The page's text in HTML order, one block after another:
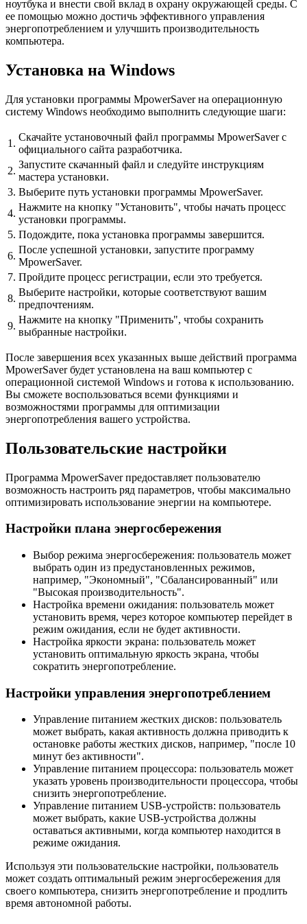
ноутбука и внести свой вклад в охрану окружающей среды. С
ее помощью можно достичь эффективного управления
энергопотреблением и улучшить производительность
компьютера.
Установка на Windows
Для установки программы MpowerSaver на операционную
систему Windows необходимо выполнить следующие шаги:
1.
Скачайте установочный файл программы MpowerSaver с
официального сайта разработчика.
2.
Запустите скачанный файл и следуйте инструкциям
мастера установки.
3. Выберите путь установки программы MpowerSaver.
4.
Нажмите на кнопку "Установить", чтобы начать процесс
установки программы.
5. Подождите, пока установка программы завершится.
6.
После успешной установки, запустите программу
MpowerSaver.
7. Пройдите процесс регистрации, если это требуется.
8.
Выберите настройки, которые соответствуют вашим
предпочтениям.
9.
Нажмите на кнопку "Применить", чтобы сохранить
выбранные настройки.
После завершения всех указанных выше действий программа
MpowerSaver будет установлена на ваш компьютер с
операционной системой Windows и готова к использованию.
Вы сможете воспользоваться всеми функциями и
возможностями программы для оптимизации
энергопотребления вашего устройства.
Пользовательские настройки
Программа MpowerSaver предоставляет пользователю
возможность настроить ряд параметров, чтобы максимально
оптимизировать использование энергии на компьютере.
Настройки плана энергосбережения
Выбор режима энергосбережения: пользователь может
выбрать один из предустановленных режимов,
например, "Экономный", "Сбалансированный" или
"Высокая производительность".
Настройка времени ожидания: пользователь может
установить время, через которое компьютер перейдет в
режим ожидания, если не будет активности.
Настройка яркости экрана: пользователь может
установить оптимальную яркость экрана, чтобы
сократить энергопотребление.
Настройки управления энергопотреблением
Управление питанием жестких дисков: пользователь
может выбрать, какая активность должна приводить к
остановке работы жестких дисков, например, "после 10
минут без активности".
Управление питанием процессора: пользователь может
указать уровень производительности процессора, чтобы
снизить энергопотребление.
Управление питанием USB-устройств: пользователь
может выбрать, какие USB-устройства должны
оставаться активными, когда компьютер находится в
режиме ожидания.
Используя эти пользовательские настройки, пользователь
может создать оптимальный режим энергосбережения для
своего компьютера, снизить энергопотребление и продлить
время автономной работы.